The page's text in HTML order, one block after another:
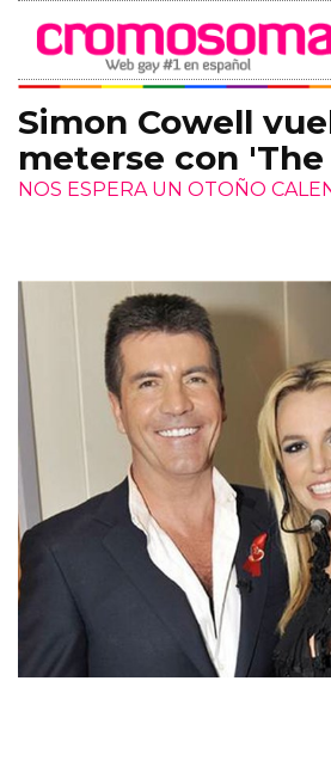
Simon Cowell
meterse con 'The
NOS ESPERA UN OTOÑO